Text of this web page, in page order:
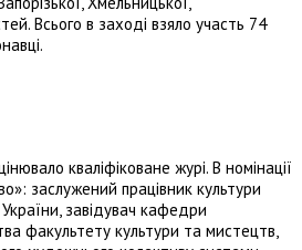
Всього в заході взяло участь 74
кваліфіковане журі. В номінації
заслужений працівник культури
України, завідувач кафедри
факультету культури та мистецтв,